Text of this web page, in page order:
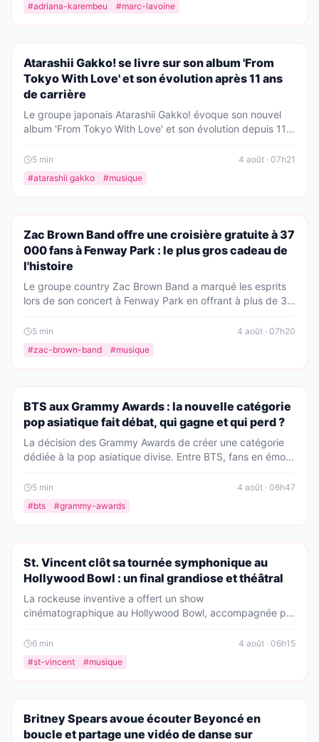
#adriana-karembeu #marc-lavoine
PEOPLE
Atarashii Gakko! se livre sur son album 'From
Tokyo With Love' et son évolution après 11 ans
de carrière
Le groupe japonais Atarashii Gakko! évoque son nouvel
album 'From Tokyo With Love' et son évolution depuis 11
membres se confient sur leur parcours et leur vision
artistique.
5 min
4 août · 07h21
#atarashii gakko #musique
PEOPLE
Zac Brown Band offre une croisière gratuite à 37
000 fans à Fenway Park : le plus gros cadeau de
l'histoire
Le groupe country Zac Brown Band a marqué les esprits
lors de son concert à Fenway Park en offrant à plus de 37
de 40 millions de dollars. Un geste spectaculaire que le
leader Zac Brown a qualifié de « plus gros cadeau de
l'histoire ».
5 min
4 août · 07h20
#zac-brown-band #musique
PEOPLE
BTS aux Grammy Awards : la nouvelle catégorie
pop asiatique fait débat, qui gagne et qui perd ?
La décision des Grammy Awards de créer une catégorie
dédiée à la pop asiatique divise. Entre BTS, fans en émoi
les perdants de cette polémique qui secoue l'industrie
musicale.
5 min
4 août · 06h47
#bts #grammy-awards
PEOPLE
St. Vincent clôt sa tournée symphonique au
Hollywood Bowl : un final grandiose et théâtral
La rockeuse inventive a offert un show
cinématographique au Hollywood Bowl, accompagnée par
discographie en expérience théâtrale inoubliable, sous les
étoiles de Los Angeles.
6 min
4 août · 06h15
#st-vincent #musique
PEOPLE
Britney Spears avoue écouter Beyoncé en
boucle et partage une vidéo de danse sur